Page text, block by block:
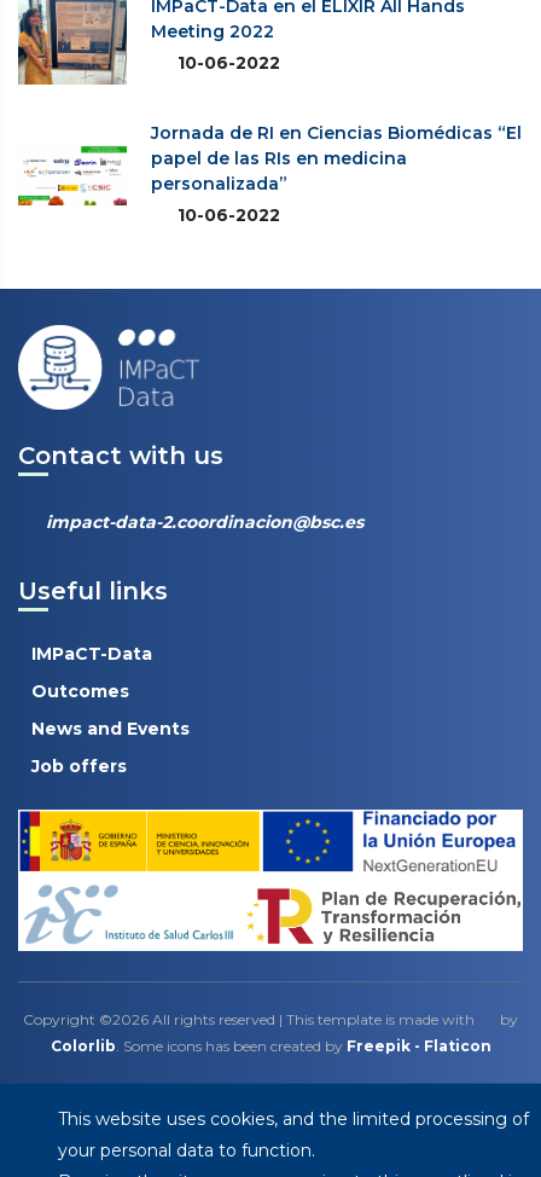
IMPaCT-Data en el ELIXIR All Hands
Meeting 2022
10-06-2022
Jornada de RI en Ciencias Biomédicas “El
papel de las RIs en medicina
personalizada”
10-06-2022
Contact with us
impact-data-2.coordinacion@bsc.es
Useful links
IMPaCT-Data
Outcomes
News and Events
Job offers
Copyright ©2026 All rights reserved | This template is made with
by
Colorlib. Some icons has been created by Freepik - Flaticon
This website uses cookies, and the limited processing of
your personal data to function.